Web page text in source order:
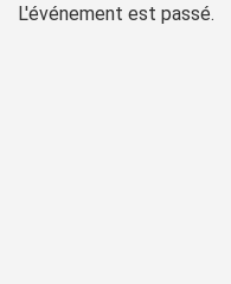
L'événement est passé.